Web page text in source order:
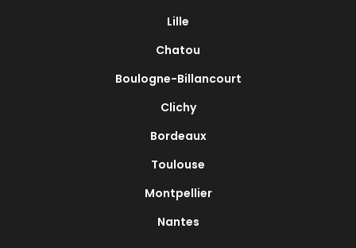
Lille
Chatou
Boulogne-Billancourt
Clichy
Bordeaux
Toulouse
Montpellier
Nantes